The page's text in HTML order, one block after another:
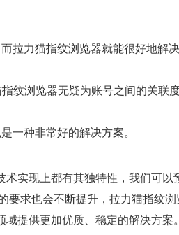
拉力猫指纹浏览器就能很好地解
纹浏览器无疑为账号之间的关联
一种非常好的解决方案。
实现上都有其独特性，我们可以
要求也会不断提升，拉力猫指纹浏
提供更加优质、稳定的解决方案。